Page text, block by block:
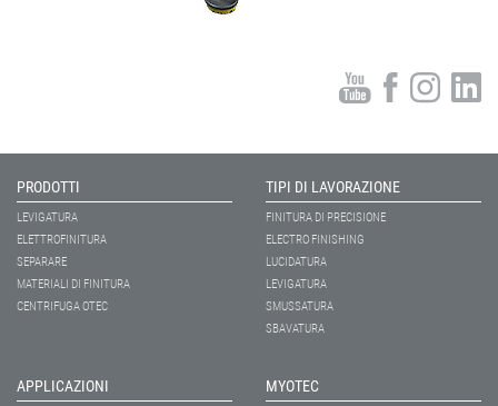
PRODOTTI
LEVIGATURA
ELETTROFINITURA
SEPARARE
MATERIALI DI FINITURA
CENTRIFUGA OTEC
TIPI DI LAVORAZIONE
FINITURA DI PRECISIONE
ELECTRO FINISHING
LUCIDATURA
LEVIGATURA
SMUSSATURA
SBAVATURA
APPLICAZIONI MYOTEC